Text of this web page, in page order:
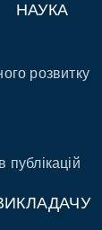
НАУКА
розвитку
публікацій